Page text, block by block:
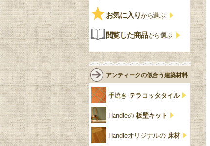
チェストおしゃれ
クローゼット
鏡台
花台
仏壇おしゃれ
靴箱収納
スリッパ収納
エリザベス様式
ジャコビアン
ロココ様式
白・ホワイト
黒・ブラック
雷文
ビーディング
リネンフォールド
ルネット
アカンサス
パイクラスト
ローズウッド材
サテンウッド材
ロイドルーム
コントワールドファミー
ユ
ジェニファーテイラー
チェスターフィールド
ビンテージ
お気に入りから選ぶ
閲覧した商品から選ぶ
アンティークの似合う建築材料
手焼き テラコッタタイル
Handleの 板壁キット
Handleオリジナルの 床材